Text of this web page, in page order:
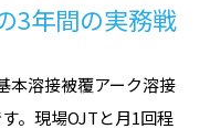
3年間の実務戦
溶接――被覆アーク溶接
す。現場OJTと月1回程